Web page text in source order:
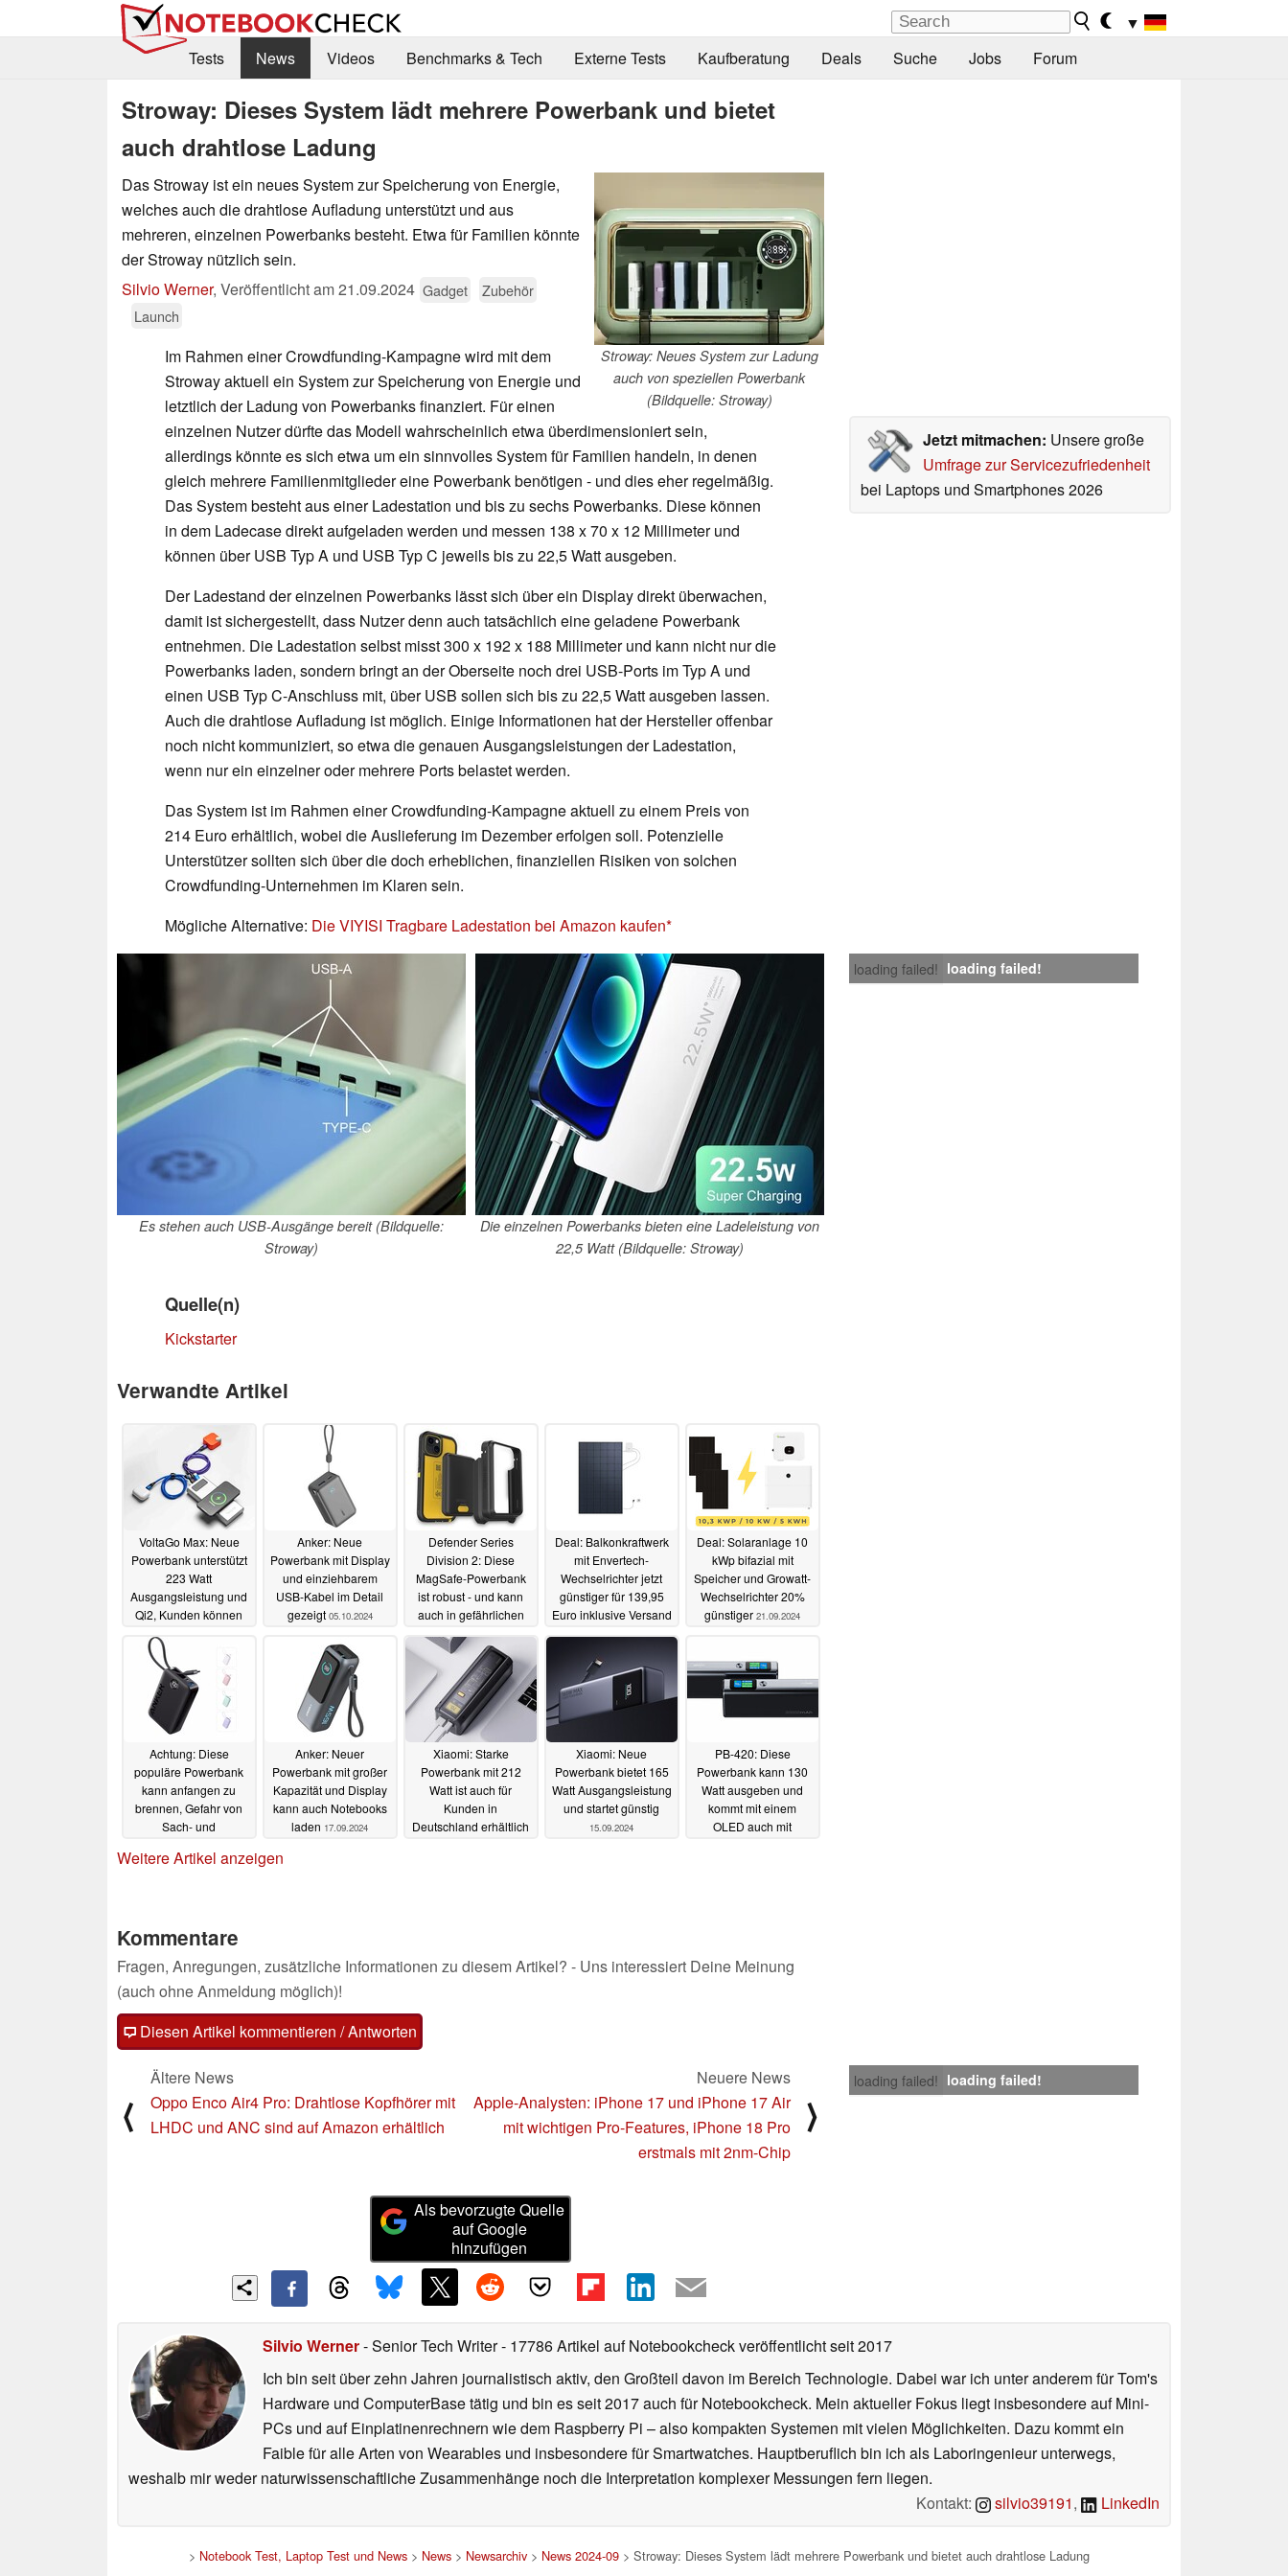
▼
Tests
News Videos Benchmarks & Tech Externe Tests Kaufberatung Deals Suche Jobs Forum
Stroway: Dieses System lädt mehrere Powerbank und bietet
auch drahtlose Ladung
Stroway: Neues System zur Ladung
auch von speziellen Powerbank
(Bildquelle: Stroway)
Das Stroway ist ein neues System zur Speicherung von Energie,
welches auch die drahtlose Aufladung unterstützt und aus
mehreren, einzelnen Powerbanks besteht. Etwa für Familien könnte
der Stroway nützlich sein.
Silvio Werner, Veröffentlicht am21.09.2024 Gadget
Zubehör
Launch
Jetzt mitmachen: Unsere große
Umfrage zur Servicezufriedenheit
bei Laptops und Smartphones 2026
Im Rahmen einer Crowdfunding-Kampagne wird mit dem
Stroway aktuell ein System zur Speicherung von Energie und
letztlich der Ladung von Powerbanks finanziert. Für einen
einzelnen Nutzer dürfte das Modell wahrscheinlich etwa überdimensioniert sein,
allerdings könnte es sich etwa um ein sinnvolles System für Familien handeln, in denen
gleich mehrere Familienmitglieder eine Powerbank benötigen - und dies eher regelmäßig.
Das System besteht aus einer Ladestation und bis zu sechs Powerbanks. Diese können
in dem Ladecase direkt aufgeladen werden und messen 138 x 70 x 12 Millimeter und
können über USB Typ A und USB Typ C jeweils bis zu 22,5 Watt ausgeben.
Der Ladestand der einzelnen Powerbanks lässt sich über ein Display direkt überwachen,
damit ist sichergestellt, dass Nutzer denn auch tatsächlich eine geladene Powerbank
entnehmen. Die Ladestation selbst misst 300 x 192 x 188 Millimeter und kann nicht nur die
Powerbanks laden, sondern bringt an der Oberseite noch drei USB-Ports im Typ A und
einen USB Typ C-Anschluss mit, über USB sollen sich bis zu 22,5 Watt ausgeben lassen.
Auch die drahtlose Aufladung ist möglich. Einige Informationen hat der Hersteller offenbar
noch nicht kommuniziert, so etwa die genauen Ausgangsleistungen der Ladestation,
wenn nur ein einzelner oder mehrere Ports belastet werden.
Das System ist im Rahmen einer Crowdfunding-Kampagne aktuell zu einem Preis von
214 Euro erhältlich, wobei die Auslieferung im Dezember erfolgen soll. Potenzielle
Unterstützer sollten sich über die doch erheblichen, finanziellen Risiken von solchen
Crowdfunding-Unternehmen im Klaren sein.
Mögliche Alternative: Die VIYISI Tragbare Ladestation bei Amazon kaufen
loading failed! loading failed!
Es stehen auch USB-Ausgänge bereit (Bildquelle:
Stroway)
Die einzelnen Powerbanks bieten eine Ladeleistung von
22,5 Watt (Bildquelle: Stroway)
Quelle(n)
Kickstarter
Verwandte Artikel
VoltaGo Max: Neue
Powerbank unterstützt
223 Watt
Ausgangsleistung und
Qi2, Kunden können
Rabatt sichern
07.10.2024
Anker: Neue
Powerbank mit Display
und einziehbarem
USB-Kabel im Detail
gezeigt 05.10.2024
Defender Series
Division 2: Diese
MagSafe-Powerbank
ist robust - und kann
auch in gefährlichen
werden 04.10.2024
Deal: Balkonkraftwerk
mit Envertech-
Wechselrichter jetzt
günstiger für 139,95
Euro inklusive Versand
24.09.2024
Deal: Solaranlage 10
kWp bifazial mit
Speicher und Growatt-
Wechselrichter 20%
günstiger 21.09.2024
Achtung: Diese
populäre Powerbank
kann anfangen zu
brennen, Gefahr von
Sach- und
19.09.2024
Anker: Neuer
Powerbank mit großer
Kapazität und Display
kann auch Notebooks
laden 17.09.2024
Xiaomi: Starke
Powerbank mit 212
Watt ist auch für
Kunden in
Deutschland erhältlich
Xiaomi: Neue
Powerbank bietet 165
Watt Ausgangsleistung
und startet günstig
15.09.2024
PB-420: Diese
Powerbank kann 130
Watt ausgeben und
kommt mit einem
OLED auch mit
Weitere Artikel anzeigen
Kommentare
Fragen, Anregungen, zusätzliche Informationen zu diesem Artikel? - Uns interessiert Deine Meinung
(auch ohne Anmeldung möglich)!
Diesen Artikel kommentieren / Antworten
loading failed! loading failed!
⟨
Ältere News
Oppo Enco Air4 Pro: Drahtlose Kopfhörer mit
LHDC und ANC sind auf Amazon erhältlich
Neuere News
Apple-Analysten: iPhone 17 und iPhone 17 Air
mit wichtigen Pro-Features, iPhone 18 Pro
erstmals mit 2nm-Chip
⟩
Als bevorzugte Quelle
auf Google
hinzufügen
Silvio Werner- Senior Tech Writer- 17786 Artikel auf Notebookcheck veröffentlichtseit 2017
Ich bin seit über zehn Jahren journalistisch aktiv, den Großteil davon im Bereich Technologie. Dabei war ich unter anderem für Tom's
Hardware und ComputerBase tätig und bin es seit 2017 auch für Notebookcheck. Mein aktueller Fokus liegt insbesondere auf Mini-
PCs und auf Einplatinenrechnern wie dem Raspberry Pi – also kompakten Systemen mit vielen Möglichkeiten. Dazu kommt ein
Faible für alle Arten von Wearables und insbesondere für Smartwatches. Hauptberuflich bin ich als Laboringenieur unterwegs,
weshalb mir weder naturwissenschaftliche Zusammenhänge noch die Interpretation komplexer Messungen fern liegen.
Kontakt:
silvio39191, LinkedIn
> Notebook Test, Laptop Test und News > News > Newsarchiv > News 2024-09 > Stroway: Dieses System lädt mehrere Powerbank und bietet auch drahtlose Ladung